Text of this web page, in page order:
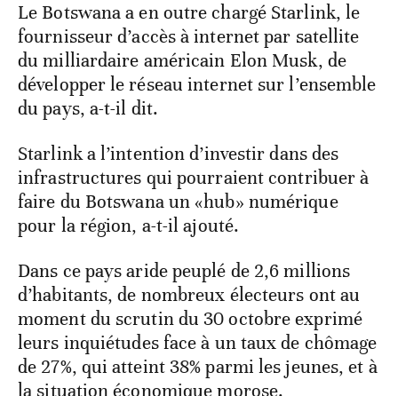
Le Botswana a en outre chargé Starlink, le
fournisseur d’accès à internet par satellite
du milliardaire américain Elon Musk, de
développer le réseau internet sur l’ensemble
du pays, a-t-il dit.
Starlink a l’intention d’investir dans des
infrastructures qui pourraient contribuer à
faire du Botswana un «hub» numérique
pour la région, a-t-il ajouté.
Dans ce pays aride peuplé de 2,6 millions
d’habitants, de nombreux électeurs ont au
moment du scrutin du 30 octobre exprimé
leurs inquiétudes face à un taux de chômage
de 27%, qui atteint 38% parmi les jeunes, et à
la situation économique morose.